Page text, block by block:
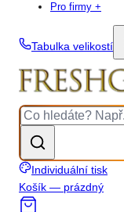
Pro firmy +
Tabulka velikostí
Individuální tisk
Košík — prázdný